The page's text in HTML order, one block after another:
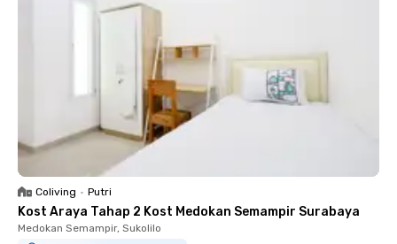
Coliving • Putri
Kost Araya Tahap 2 Kost Medokan Semampir Surabaya
Medokan Semampir, Sukolilo